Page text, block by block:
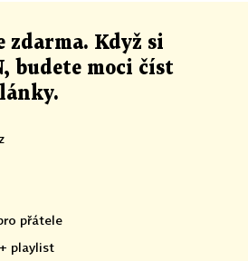
zdarma. Když si
budete moci číst
.
přátele
playlist